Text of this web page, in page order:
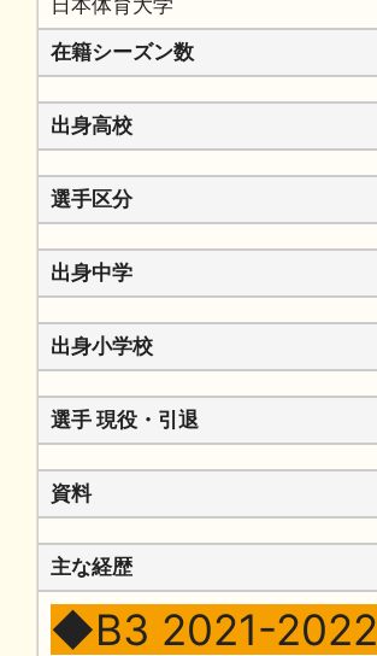
日本体育大学
在籍シーズン数
出身高校
選手区分
出身中学
出身小学校
選手 現役・引退
資料
主な経歴
◆B3 2021-2022